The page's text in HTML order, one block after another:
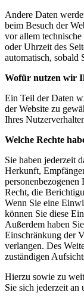
Andere Daten
beim Besuch der
vor allem
oder Uhrzeit des
automatisch, sobald
Wofür nutzen wir
Ein Teil der Daten
der Website zu
Ihres
Welche Rechte
Sie haben jederzeit
Herkunft,
personenbezogenen
Recht, die
Wenn Sie eine
können Sie diese
Außerdem haben
Einschränkung der
verlangen. Des
zuständigen
Hierzu sowie zu
Sie sich jederzeit an